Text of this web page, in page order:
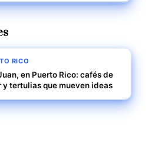
RICO
en Puerto Rico: cafés de
y tertulias que mueven ideas